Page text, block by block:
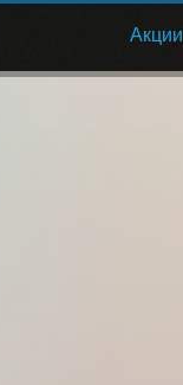
Акции